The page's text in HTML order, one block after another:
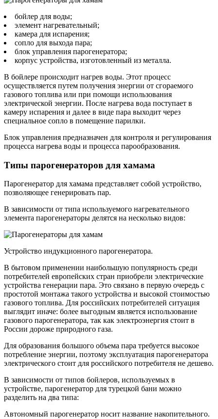
бойлер для воды;
элемент нагревательный;
камера для испарения;
сопло для выхода пара;
блок управления парогенератора;
корпус устройства, изготовленный из металла.
В бойлере происходит нагрев воды. Этот процесс
осуществляется путем получения энергии от сгораемого
газового топлива или при помощи использования
электрической энергии. После нагрева вода поступает в
камеру испарения и далее в виде пара выходит через
специальное сопло в помещение парилки.
Блок управления предназначен для контроля и регулирования
процесса нагрева воды и процесса парообразования.
Типы парогенераторов для хамама
Парогенератор для хамама представляет собой устройство,
позволяющее генерировать пар.
В зависимости от типа используемого нагревательного
элемента парогенераторы делятся на несколько видов:
Устройство индукционного парогенератора.
В бытовом применении наибольшую популярность среди
потребителей европейских стран приобрели электрические
устройства генерации пара. Это связано в первую очередь с
простотой монтажа такого устройства и высокой стоимостью
газового топлива. Для российских потребителей ситуация
выглядит иначе: более выгодным является использование
газового парогенератора, так как электроэнергия стоит в
России дороже природного газа.
Для образования большого объема пара требуется высокое
потребление энергии, поэтому эксплуатация парогенератора
электрического стоит для российского потребителя не дешево.
В зависимости от типов бойлеров, используемых в
устройстве, парогенератор для турецкой бани можно
разделить на два типа:
Автономный парогенератор носит название накопительного.